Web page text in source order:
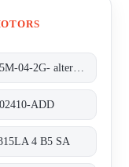
ADD
4 B5 SA